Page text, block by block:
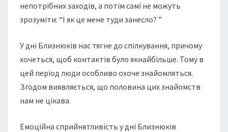
непотрібних заходів, а потім самі не можуть
зрозуміти: “І як це мене туди занесло? ”
У дні Близнюків нас тягне до спілкування, причому
хочеться, щоб контактів було якнайбільше. Тому в
цей період люди особливо охоче знайомляться.
Згодом виявляється, що половина цих знайомств
нам не цікава.
Емоційна сприйнятливість у дні Близнюків